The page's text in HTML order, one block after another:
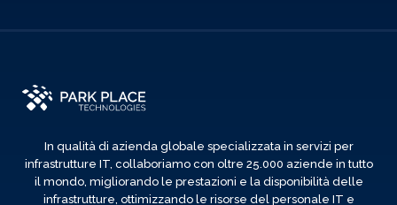
In qualità di azienda globale specializzata in servizi per
infrastrutture IT, collaboriamo con oltre 25.000 aziende in tutto
il mondo, migliorando le prestazioni e la disponibilità delle
infrastrutture, ottimizzando le risorse del personale IT e